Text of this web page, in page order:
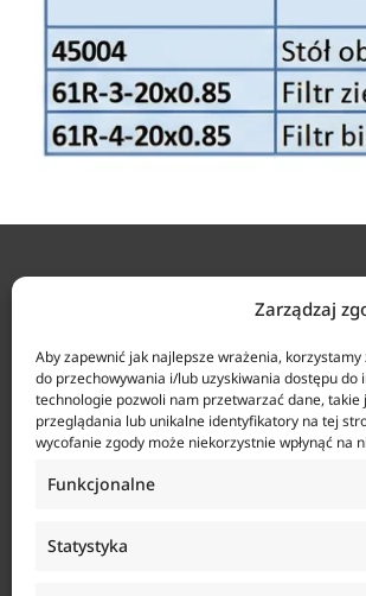
Zarządzaj
Aby zapewnić jak najlepsze wrażenia,
do przechowywania i/lub uzyskiwania dostępu
technologie pozwoli nam przetwarzać dane, takie
przeglądania lub unikalne identyfikatory na tej
wycofanie zgody może niekorzystnie wpłynąć na
Funkcjonalne
Statystyka
Agencja Anticorr Gdańsk Sp. z o.o.